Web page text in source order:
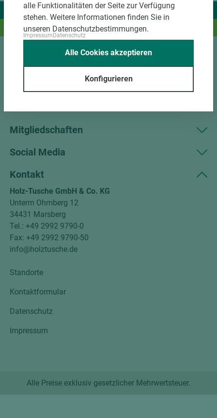
Wir liefern Ideen.
Und das passende Holz dazu.
Mitgliedschaften
Social Media
Kontakt
Holz-Tusche GmbH & Co. KG
Unterm Ohmberg 12
34431 Marsberg
Tel.: +49 2992 9790-0
Fax: +49 2992 9790-50
info@holztusche.de
Standorte
Kontaktformular
Datenschutz
Impressum
Alle Preise exklusiv gesetzlicher Mehrwertsteuer.
alle Funktionalitäten der Seite zur Verfügung
stehen. Weitere Informationen finden Sie in
unseren Datenschutzbestimmungen.
ImpressumDatenschutz
Konfigurieren
Alle Cookies akzeptieren